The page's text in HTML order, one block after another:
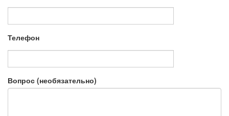
Телефон
Вопрос (необязательно)